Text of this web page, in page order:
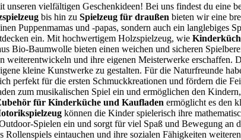
unseren vielfältigen Geschenkideen! Bei uns findest du
bis hin zu Spielzeug für draußen bieten wir eine
Puppenmamas und -papas, sondern auch ein langlebiges
ein. Mit hochwertigem Holzspielzeug, wie
Bio-Baumwolle bieten einen weichen und sicheren
weiterentwickeln und ihre eigenen Meisterwerke erschaffen.
kleine Kunstwerke zu gestalten. Für die Naturfreunde
perfekt für die ersten Schmuckkreationen und fördern die
zum musikalischen Spiel ein und ermöglichen den
für Kinderküche und Kaufladen ermöglicht es den
können die Kinder spielerisch ihre
Spielen ein und sorgt für viel Spaß und Bewegung
Rollenspiels eintauchen und ihre sozialen Fähigkeiten